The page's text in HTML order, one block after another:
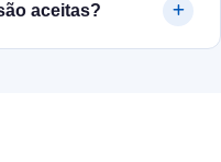
aceitas?